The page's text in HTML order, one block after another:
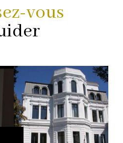
vous